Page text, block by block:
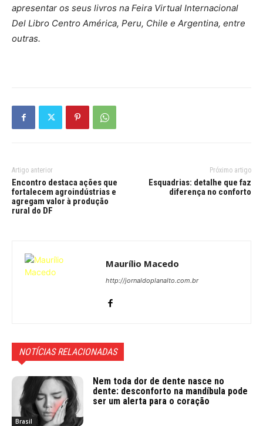
apresentar os seus livros na Feira Virtual Internacional
Del Libro Centro América, Peru, Chile e Argentina, entre
outras.
Artigo anterior
Encontro destaca ações que
fortalecem agroindústrias e
agregam valor à produção
rural do DF
Próximo artigo
Esquadrias: detalhe que faz
diferença no conforto
Maurílio Macedo
http://jornaldoplanalto.com.br
NOTÍCIAS RELACIONADAS
Brasil
Nem toda dor de dente nasce no
dente: desconforto na mandíbula pode
ser um alerta para o coração